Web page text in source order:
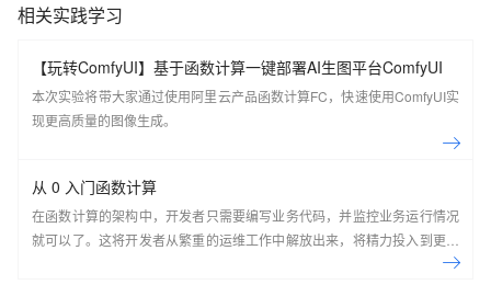
相关实践学习
【玩转ComfyUI】基于函数计算一键部署AI生图平台ComfyUI
本次实验将带大家通过使用阿里云产品函数计算FC，快速使用ComfyUI实
现更高质量的图像生成。
从 0 入门函数计算
在函数计算的架构中，开发者只需要编写业务代码，并监控业务运行情况
就可以了。这将开发者从繁重的运维工作中解放出来，将精力投入到更有